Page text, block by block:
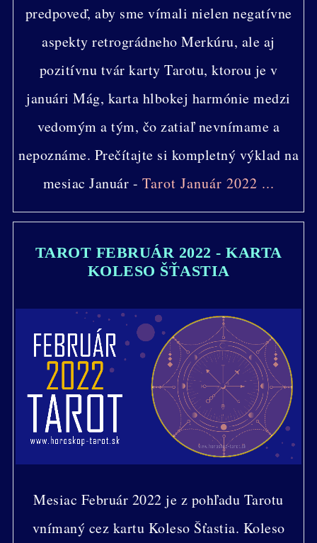
predpoveď, aby sme vímali nielen negatívne
aspekty retrográdneho Merkúru, ale aj
pozitívnu tvár karty Tarotu, ktorou je v
januári Mág, karta hlbokej harmónie medzi
vedomým a tým, čo zatiaľ nevnímame a
nepoznáme. Prečítajte si kompletný výklad na
mesiac Január - Tarot Január 2022 ...
TAROT FEBRUÁR 2022 - KARTA
KOLESO ŠŤASTIA
Mesiac Február 2022 je z pohľadu Tarotu
vnímaný cez kartu Koleso Šťastia. Koleso